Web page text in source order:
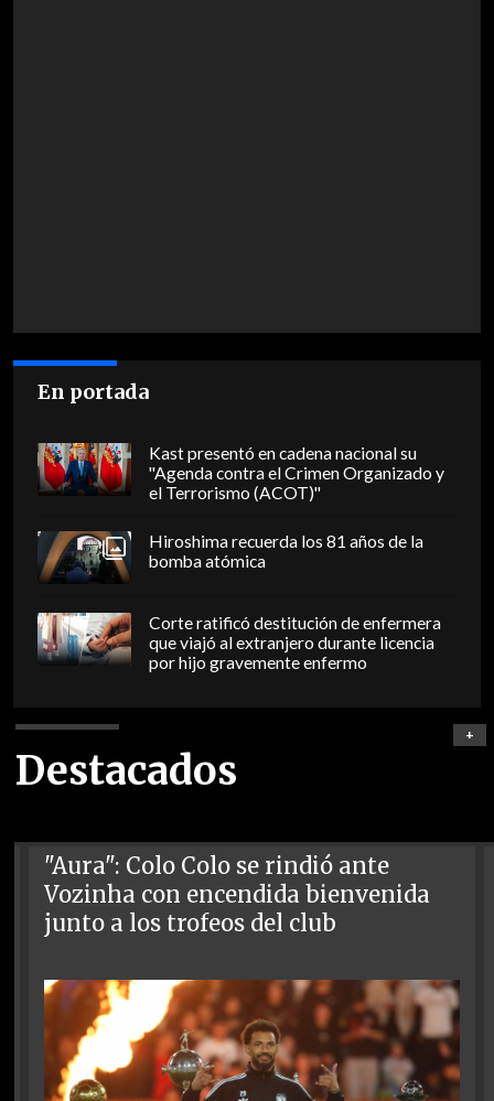
En portada
Kast presentó en cadena nacional su
"Agenda contra el Crimen Organizado y
el Terrorismo (ACOT)"
Hiroshima recuerda los 81 años de la
bomba atómica
Corte ratificó destitución de enfermera
que viajó al extranjero durante licencia
por hijo gravemente enfermo
Destacados
+
"Aura": Colo Colo se rindió ante
Vozinha con encendida bienvenida
junto a los trofeos del club